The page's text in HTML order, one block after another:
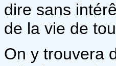
dire sans
de la vie de
On y trouvera